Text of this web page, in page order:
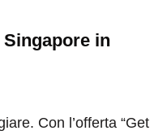
in
Con l’offerta “Get